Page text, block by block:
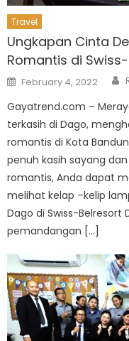
Travel
Ungkapan Cinta
Romantis di
Posted
on
February 4, 2022
Gayatrend.com –
terkasih di Dago,
romantis di Kota
penuh kasih sayang
romantis, Anda dapat
melihat kelap –kelip
Dago di Swiss-Belresort
pemandangan […]